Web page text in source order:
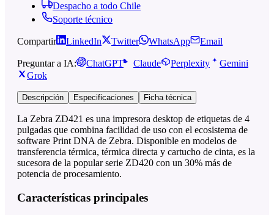
Despacho a todo Chile
Soporte técnico
Compartir LinkedIn Twitter WhatsApp Email
Preguntar a IA: ChatGPT Claude Perplexity
Gemini
Grok
Descripción Especificaciones Ficha técnica
La Zebra ZD421 es una impresora desktop de etiquetas de 4
pulgadas que combina facilidad de uso con el ecosistema de
software Print DNA de Zebra. Disponible en modelos de
transferencia térmica, térmica directa y cartucho de cinta, es la
sucesora de la popular serie ZD420 con un 30% más de
potencia de procesamiento.
Características principales